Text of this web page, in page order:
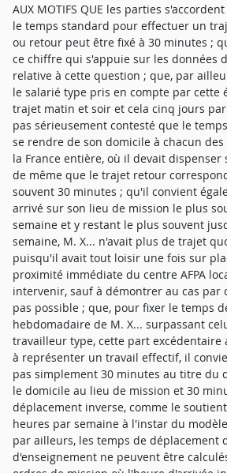
AUX MOTIFS QUE les parties
le temps standard pour effectuer un
ou retour peut être fixé à 30 minutes ;
ce chiffre qui s'appuie sur les données
relative à cette question ; que, par
le salarié type pris en compte par cette
trajet matin et soir et cela cinq jours
pas sérieusement contesté que le
se rendre de son domicile à chacun
la France entière, où il devait dispenser
de même que le trajet retour
souvent 30 minutes ; qu'il convient
arrivé sur son lieu de mission le plus
semaine et y restant le plus souvent
semaine, M. X... n'avait plus de trajet
puisqu'il avait tout loisir une fois sur
proximité immédiate du centre AFPA
intervenir, sauf à démontrer au cas par
pas possible ; que, pour fixer le temps
hebdomadaire de M. X... surpassant
travailleur type, cette part excédentaire
à représenter un travail effectif, il
pas simplement 30 minutes au titre du
le domicile au lieu de mission et 30
déplacement inverse, comme le
heures par semaine à l'instar du
par ailleurs, les temps de déplacement
d'enseignement ne peuvent être